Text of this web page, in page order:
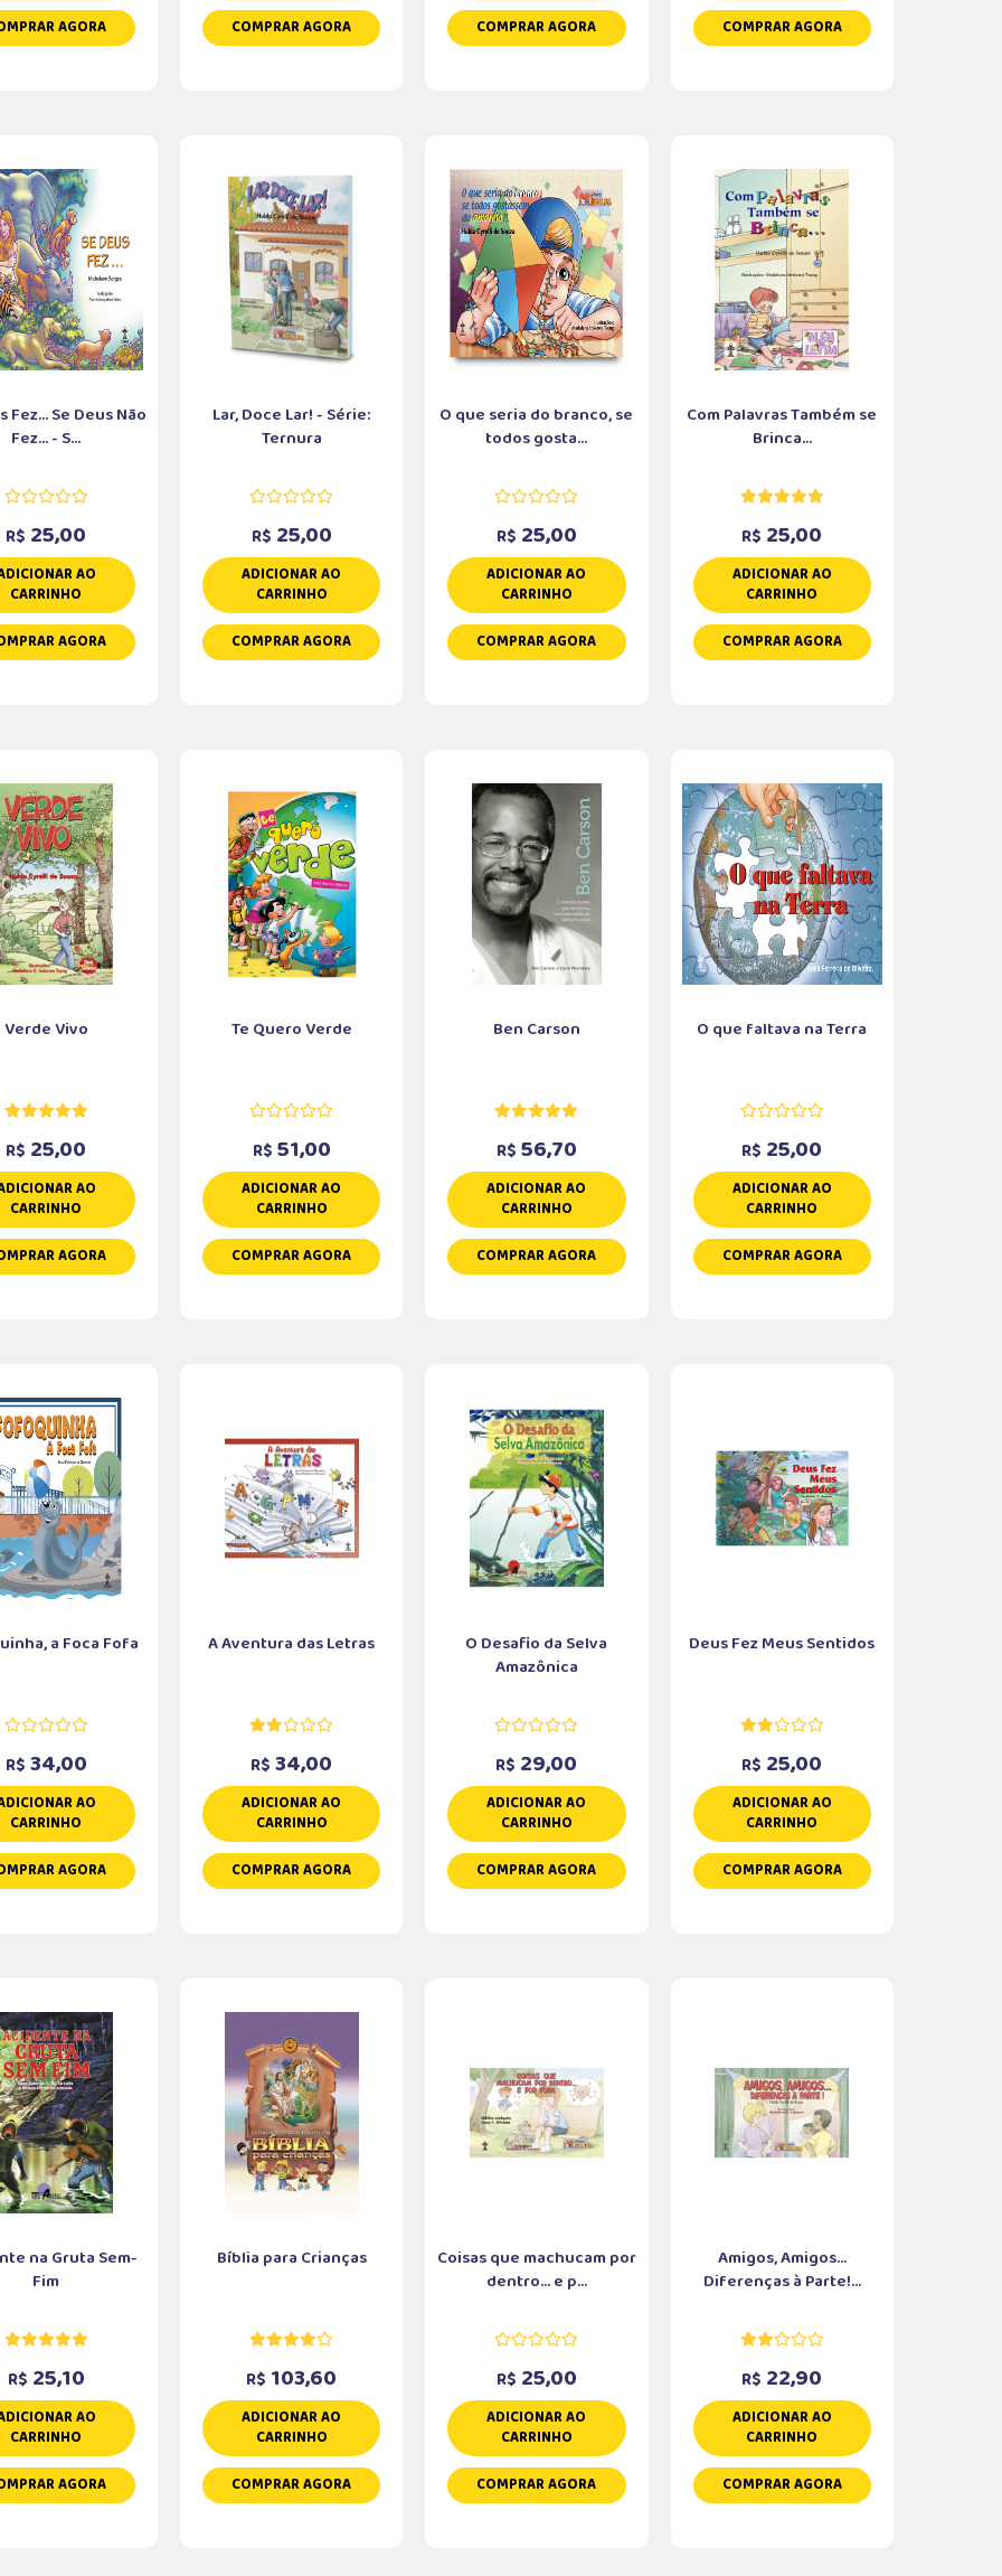
AGORA
COMPRAR AGORA
COMPRAR AGORA
COMPRAR AGORA
Fez... Se Deus Não
Fez... - S...
R$ 25,00
AO
CARRINHO
AGORA
Lar, Doce Lar! - Série:
Ternura
R$ 25,00
ADICIONAR AO
CARRINHO
COMPRAR AGORA
O que seria do branco, se
todos gosta...
R$ 25,00
ADICIONAR AO
CARRINHO
COMPRAR AGORA
Com Palavras Também se
Brinca...
R$ 25,00
ADICIONAR AO
CARRINHO
COMPRAR AGORA
Verde Vivo
R$ 25,00
AO
CARRINHO
AGORA
Te Quero Verde
R$ 51,00
ADICIONAR AO
CARRINHO
COMPRAR AGORA
Ben Carson
R$ 56,70
ADICIONAR AO
CARRINHO
COMPRAR AGORA
O que faltava na Terra
R$ 25,00
ADICIONAR AO
CARRINHO
COMPRAR AGORA
a Foca Fofa
R$ 34,00
AO
CARRINHO
AGORA
A Aventura das Letras
R$ 34,00
ADICIONAR AO
CARRINHO
COMPRAR AGORA
O Desafio da Selva
Amazônica
R$ 29,00
ADICIONAR AO
CARRINHO
COMPRAR AGORA
Deus Fez Meus Sentidos
R$ 25,00
ADICIONAR AO
CARRINHO
COMPRAR AGORA
na Gruta Sem-
Fim
R$ 25,10
AO
CARRINHO
AGORA
Bíblia para Crianças
R$ 103,60
ADICIONAR AO
CARRINHO
COMPRAR AGORA
Coisas que machucam por
dentro... e p...
R$ 25,00
ADICIONAR AO
CARRINHO
COMPRAR AGORA
Amigos, Amigos...
Diferenças à Parte!...
R$ 22,90
ADICIONAR AO
CARRINHO
COMPRAR AGORA